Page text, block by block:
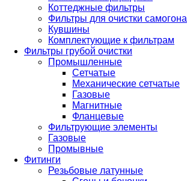
Коттеджные фильтры
Фильтры для очистки самогона
Кувшины
Комплектующие к фильтрам
Фильтры грубой очистки
Промышленные
Сетчатые
Механические сетчатые
Газовые
Магнитные
Фланцевые
Фильтрующие элементы
Газовые
Промывные
Фитинги
Резьбовые латунные